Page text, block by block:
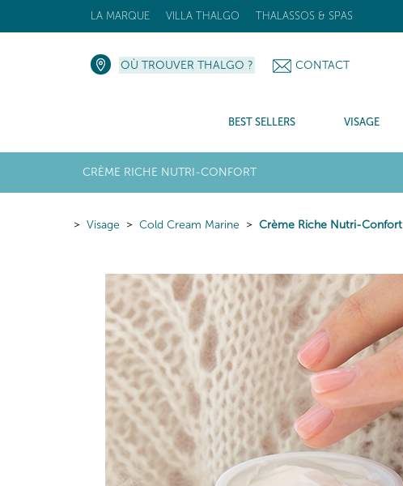
LA MARQUE VILLA THALGO THALASSOS & SPAS
OÙ TROUVER THALGO ? CONTACT
BEST SELLERS VISAGE
CRÈME RICHE NUTRI-CONFORT
Visage Cold Cream Marine Crème Riche Nutri-Confort